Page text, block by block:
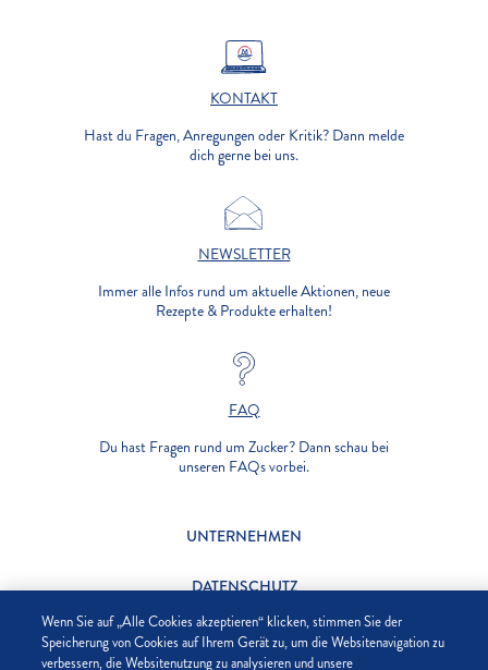
KONTAKT
Hast du Fragen, Anregungen oder Kritik? Dann melde
dich gerne bei uns.
NEWSLETTER
Immer alle Infos rund um aktuelle Aktionen, neue
Rezepte & Produkte erhalten!
FAQ
Du hast Fragen rund um Zucker? Dann schau bei
unseren FAQs vorbei.
UNTERNEHMEN
DATENSCHUTZ
IMPRESSUM
Wenn Sie auf „Alle Cookies akzeptieren“ klicken, stimmen Sie der
Speicherung von Cookies auf Ihrem Gerät zu, um die Websitenavigation zu
verbessern, die Websitenutzung zu analysieren und unsere